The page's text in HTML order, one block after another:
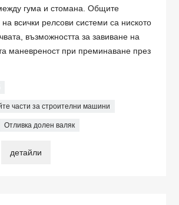
гума и стомана. Общите
на всички релсови системи са ниското
възможността за завиване на
маневреност при преминаване през
части за строителни машини
Отливка долен валяк
детайли